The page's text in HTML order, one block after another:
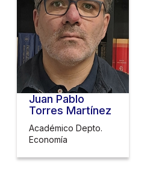
Juan Pablo
Torres Martínez
Académico Depto.
Economía